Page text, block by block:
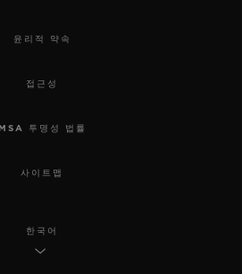
윤리적 약속
접근성
MSA 투명성 법률
사이트맵
한국어